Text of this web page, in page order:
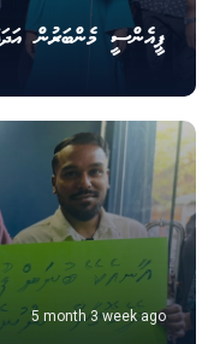
ޕީއެންސީ މެންބަރުން
5 month 3 week ago